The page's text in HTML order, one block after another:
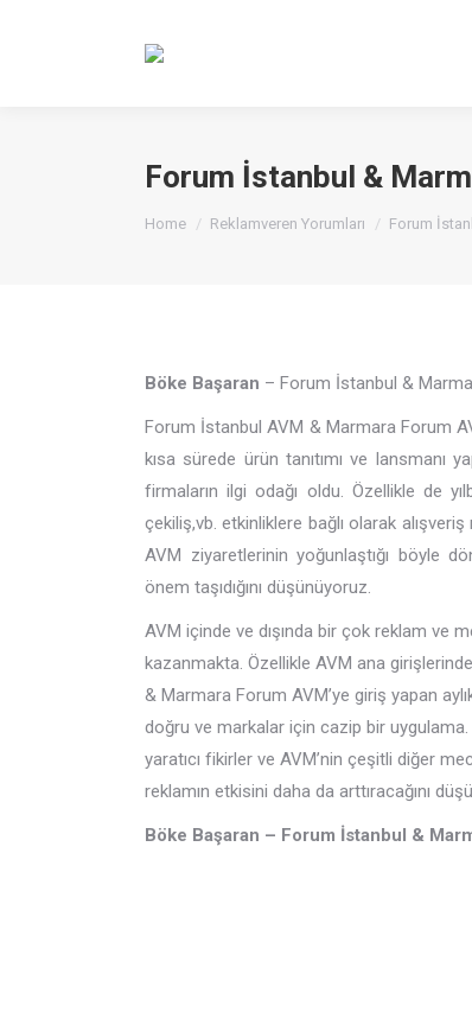
Forum İstanbul &
You are here:
Home Reklamveren Yorumları Forum
Böke Başaran – Forum İstanbul &
Forum İstanbul AVM & Marmara Forum
kısa sürede ürün tanıtımı ve
firmaların ilgi odağı oldu. Özellikle de
çekiliş,vb. etkinliklere bağlı olarak
AVM ziyaretlerinin yoğunlaştığı böyle
önem taşıdığını düşünüyoruz.
AVM içinde ve dışında bir çok reklam ve
kazanmakta. Özellikle AVM ana
& Marmara Forum AVM’ye giriş yapan
doğru ve markalar için cazip bir
yaratıcı fikirler ve AVM’nin çeşitli diğer
reklamın etkisini daha da arttıracağını
Böke Başaran – Forum İstanbul &